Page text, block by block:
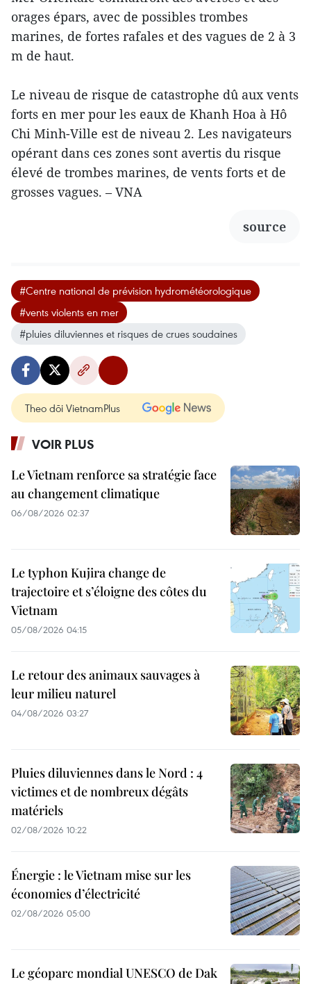
orages épars, avec de possibles trombes
marines, de fortes rafales et des vagues de 2 à 3
m de haut.
Le niveau de risque de catastrophe dû aux vents
forts en mer pour les eaux de Khanh Hoa à Hô
Chi Minh-Ville est de niveau 2. Les navigateurs
opérant dans ces zones sont avertis du risque
élevé de trombes marines, de vents forts et de
grosses vagues. – VNA
source
#Centre national de prévision hydrométéorologique
#vents violents en mer
#pluies diluviennes et risques de crues soudaines
Theo dõi VietnamPlus
VOIR PLUS
Le Vietnam renforce sa stratégie face
au changement climatique
06/08/2026 02:37
Le typhon Kujira change de
trajectoire et s’éloigne des côtes du
Vietnam
05/08/2026 04:15
Le retour des animaux sauvages à
leur milieu naturel
04/08/2026 03:27
Pluies diluviennes dans le Nord : 4
victimes et de nombreux dégâts
matériels
02/08/2026 10:22
Énergie : le Vietnam mise sur les
économies d’électricité
02/08/2026 05:00
Le géoparc mondial UNESCO de Dak